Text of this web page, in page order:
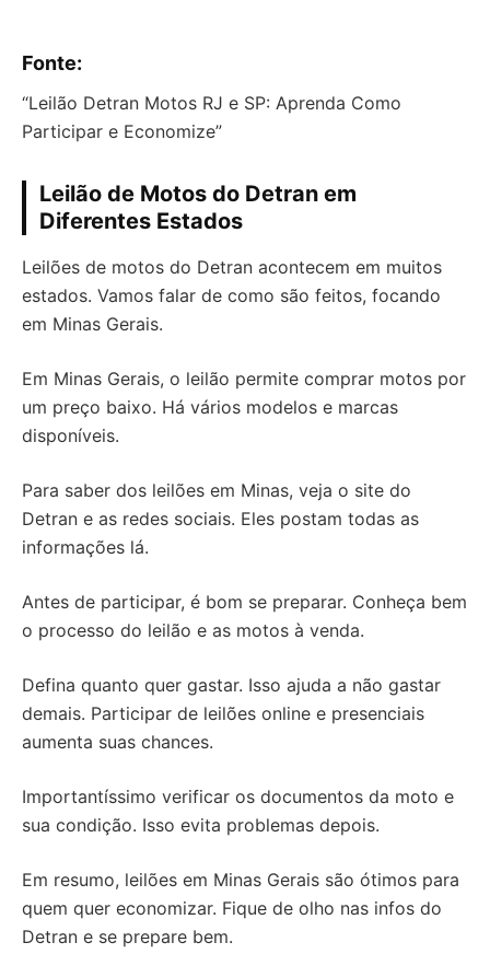
Fonte:
“Leilão Detran Motos RJ e SP: Aprenda Como
Participar e Economize”
Leilão de Motos do Detran em
Diferentes Estados
Leilões de motos do Detran acontecem em muitos
estados. Vamos falar de como são feitos, focando
em Minas Gerais.
Em Minas Gerais, o leilão permite comprar motos por
um preço baixo. Há vários modelos e marcas
disponíveis.
Para saber dos leilões em Minas, veja o site do
Detran e as redes sociais. Eles postam todas as
informações lá.
Antes de participar, é bom se preparar. Conheça bem
o processo do leilão e as motos à venda.
Defina quanto quer gastar. Isso ajuda a não gastar
demais. Participar de leilões online e presenciais
aumenta suas chances.
Importantíssimo verificar os documentos da moto e
sua condição. Isso evita problemas depois.
Em resumo, leilões em Minas Gerais são ótimos para
quem quer economizar. Fique de olho nas infos do
Detran e se prepare bem.